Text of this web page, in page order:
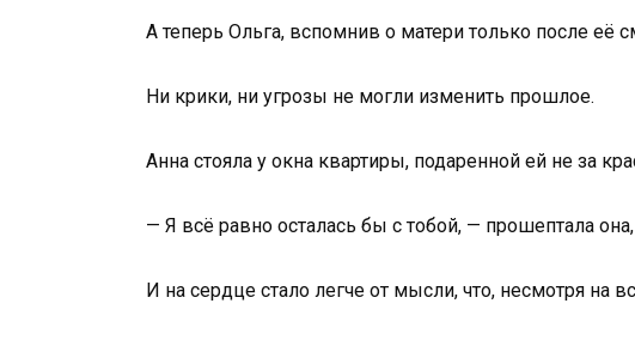
А теперь Ольга, вспомнив о матери только после
Ни крики, ни угрозы не могли изменить прошлое.
Анна стояла у окна квартиры, подаренной ей не за
— Я всё равно осталась бы с тобой, — прошептала
И на сердце стало легче от мысли, что, несмотря на